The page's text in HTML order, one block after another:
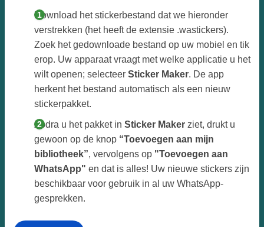
Download het stickerbestand dat we hieronder
verstrekken (het heeft de extensie .wastickers).
Zoek het gedownloade bestand op uw mobiel en tik
erop. Uw apparaat vraagt met welke applicatie u het
wilt openen; selecteer Sticker Maker. De app
herkent het bestand automatisch als een nieuw
stickerpakket.
Zodra u het pakket in Sticker Maker ziet, drukt u
gewoon op de knop “Toevoegen aan mijn
bibliotheek”, vervolgens op "Toevoegen aan
WhatsApp" en dat is alles! Uw nieuwe stickers zijn
beschikbaar voor gebruik in al uw WhatsApp-
gesprekken.